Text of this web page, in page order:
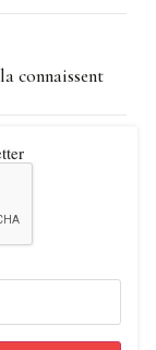
connaissent